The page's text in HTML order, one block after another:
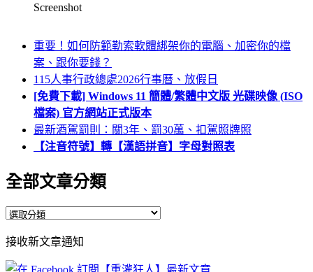
Screenshot
重要！如何防範勒索軟體綁架你的電腦、加密你的檔
案、跟你要錢？
115人事行政總處2026行事曆、放假日
[免費下載] Windows 11 簡體/繁體中文版 光碟映像 (ISO
檔案) 官方網站正式版本
最新酒駕罰則：關3年、罰30萬、扣駕照牌照
【注音符號】轉【漢語拼音】字母對照表
全部文章分類
全
文
章
接收新文章通知